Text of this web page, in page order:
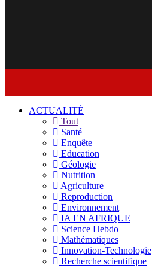
ACTUALITÉ
Tout
Santé
Enquête
Education
Géologie
Nutrition
Agriculture
Reproduction
Environnement
IA EN AFRIQUE
Science Hebdo
Mathématiques
Innovation-Technologie
Recherche scientifique